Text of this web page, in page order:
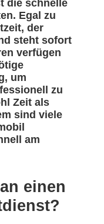
die schnelle
Egal zu
der
steht sofort
verfügen
um
zu
Zeit als
sind viele
am
einen